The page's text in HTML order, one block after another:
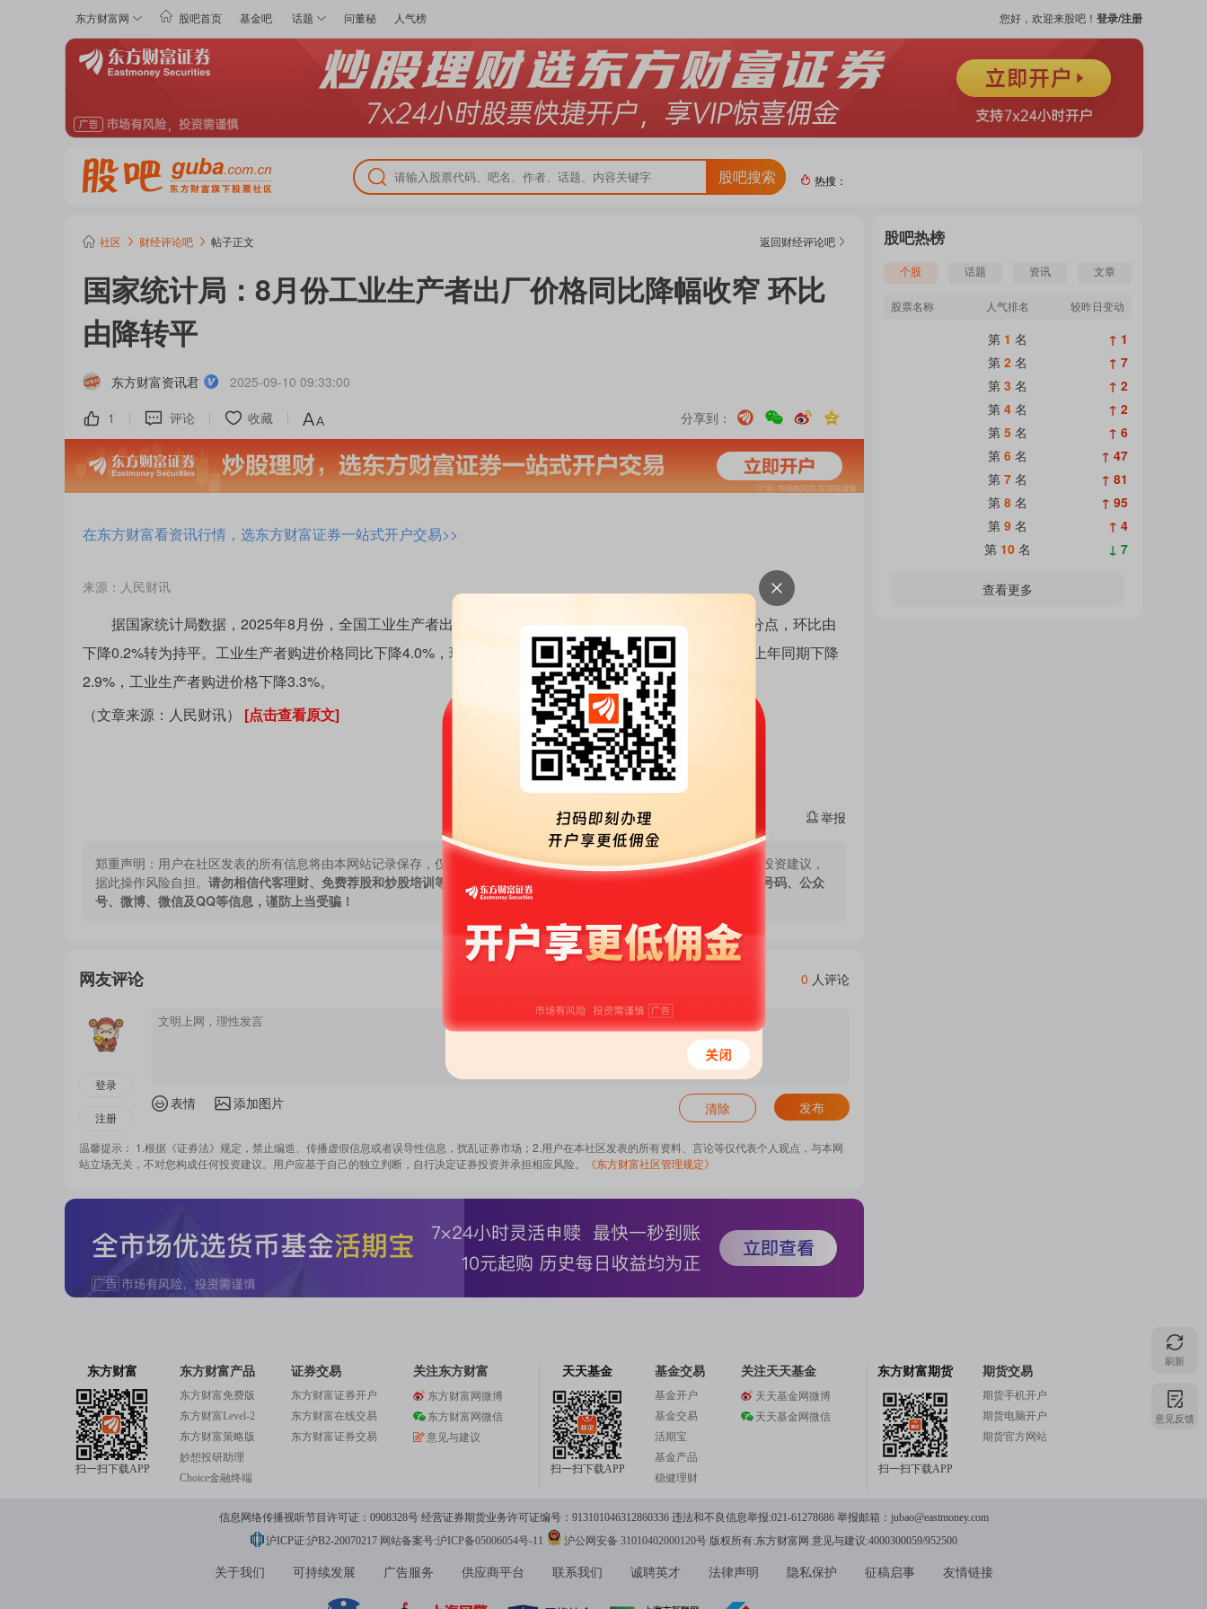
东方财富网 股吧首页 基金吧 话题 问董秘 人气榜 您好，欢迎来股吧！ 登录/注册
股吧搜索
热门
热
门
念
我
多
热搜：
社区 财经评论吧 帖子正文 返回财经评论吧
国家统计局：8月份工业生产者出厂价格同比降幅收窄 环比
由降转平
东方财富资讯君
2025-09-10 09:33:00
1
评论 收藏 分享到：
在东方财富看资讯行情，选东方财富证券一站式开户交易>>
来源：人民财讯
据国家统计局数据，2025年8月份，全国工业生产者出厂价格同比下降2.9%，降幅比上月收窄0.7个百分点，环比由
下降0.2%转为持平。工业生产者购进价格同比下降4.0%，环比持平。1—8月平均，工业生产者出厂价格比上年同期下降
2.9%，工业生产者购进价格下降3.3%。
（文章来源：人民财讯） [点击查看原文]
举报
郑重声明： 用户在社区发表的所有信息将由本网站记录保存，仅代表作者个人观点，与本网站立场无关，不对您构成任何投资建议，
据此操作风险自担。 请勿相信代客理财、免费荐股和炒股培训等宣传内容，远离非法证券活动。请勿添加发言用户的手机号码、公众
号、微博、微信及QQ等信息，谨防上当受骗！
网友评论 0 人评论
登录
注册
表情 添加图片 清除 发布
温馨提示： 1.根据《证券法》规定，禁止编造、传播虚假信息或者误导性信息，扰乱证券市场；2.用户在本社区发表的所有资料、言论等仅代表个人观点，与本网
站立场无关，不对您构成任何投资建议。用户应基于自己的独立判断，自行决定证券投资并承担相应风险。
《东方财富社区管理规定》
股吧热榜
个股 话题 资讯 文章
股票名称 人气排名 较昨日变动
第 1 名
↑ 1
第 2 名
↑ 7
第 3 名
↑ 2
第 4 名
↑ 2
第 5 名
↑ 6
第 6 名
↑ 47
第 7 名
↑ 81
第 8 名
↑ 95
第 9 名
↑ 4
第 10 名 ↓ 7
查看更多
刷新
意见反馈
东方财富
扫一扫下载APP
东方财富产品
东方财富免费版
东方财富Level-2
东方财富策略版
妙想投研助理
Choice金融终端
证券交易
东方财富证券开户
东方财富在线交易
东方财富证券交易
关注东方财富
东方财富网微博
东方财富网微信
意见与建议
天天基金
扫一扫下载APP
基金交易
基金开户
基金交易
活期宝
基金产品
稳健理财
关注天天基金
天天基金网微博
天天基金网微信
东方财富期货
扫一扫下载APP
期货交易
期货手机开户
期货电脑开户
期货官方网站
信息网络传播视听节目许可证：0908328号 经营证券期货业务许可证编号：913101046312860336 违法和不良信息举报:021-61278686 举报邮箱： jubao@eastmoney.com
沪ICP证:沪B2-20070217 网站备案号:沪ICP备05006054号-11 沪公网安备 31010402000120号版权所有:东方财富网 意见与建议:4000300059/952500
关于我们 可持续发展 广告服务 供应商平台 联系我们 诚聘英才 法律声明 隐私保护 征稿启事 友情链接